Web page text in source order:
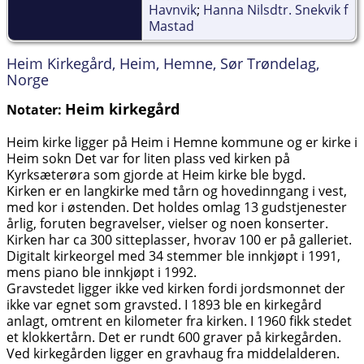
Havnvik; Hanna Nilsdtr. Snekvik f
Mastad
Heim Kirkegård, Heim, Hemne, Sør Trøndelag,
Norge
Notater: Heim kirkegård
Heim kirke ligger på Heim i Hemne kommune og er kirke i
Heim sokn Det var for liten plass ved kirken på
Kyrksæterøra som gjorde at Heim kirke ble bygd.
Kirken er en langkirke med tårn og hovedinngang i vest,
med kor i østenden. Det holdes omlag 13 gudstjenester
årlig, foruten begravelser, vielser og noen konserter.
Kirken har ca 300 sitteplasser, hvorav 100 er på galleriet.
Digitalt kirkeorgel med 34 stemmer ble innkjøpt i 1991,
mens piano ble innkjøpt i 1992.
Gravstedet ligger ikke ved kirken fordi jordsmonnet der
ikke var egnet som gravsted. I 1893 ble en kirkegård
anlagt, omtrent en kilometer fra kirken. I 1960 fikk stedet
et klokkertårn. Det er rundt 600 graver på kirkegården.
Ved kirkegården ligger en gravhaug fra middelalderen.